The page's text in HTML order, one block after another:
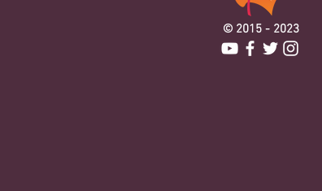
© 2015 - 2023